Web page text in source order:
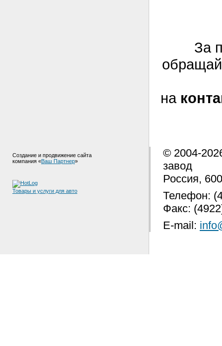
За
на
Создание и продвижение сайта
компания «Ваш Партнер»
Товары и услуги для авто
© 2004-
завод
Россия,
Телефон:
Факс:
E-mail: